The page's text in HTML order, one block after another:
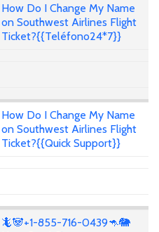
How Do I Change My Name
on Southwest Airlines Flight
Ticket?{{Teléfono24*7}}
How Do I Change My Name
on Southwest Airlines Flight
Ticket?{{Quick Support}}
🦎🐼+1-855-716-0439🦘🐘